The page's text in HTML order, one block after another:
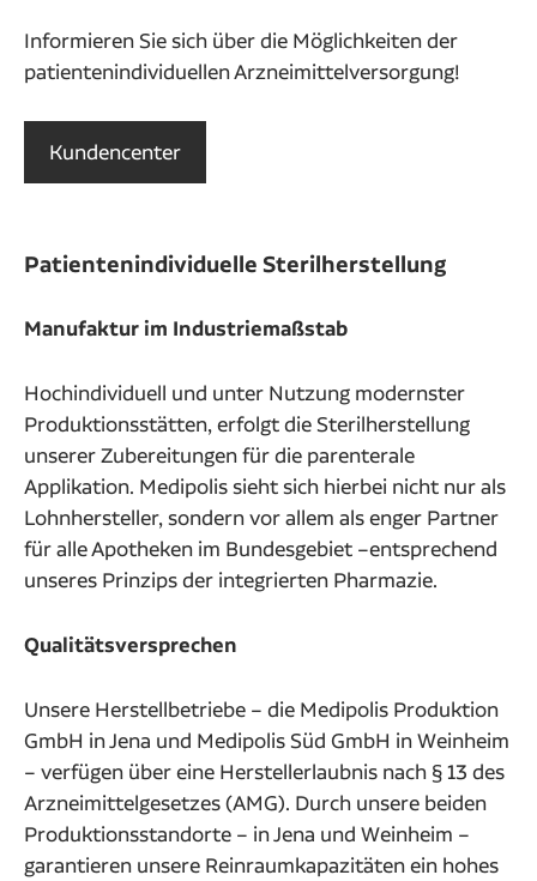
Informieren Sie sich über die Möglichkeiten der
patientenindividuellen Arzneimittelversorgung!
Kundencenter
Patientenindividuelle Sterilherstellung
Manufaktur im Industriemaßstab
Hochindividuell und unter Nutzung modernster
Produktionsstätten, erfolgt die Sterilherstellung
unserer Zubereitungen für die parenterale
Applikation. Medipolis sieht sich hierbei nicht nur als
Lohnhersteller, sondern vor allem als enger Partner
für alle Apotheken im Bundesgebiet –entsprechend
unseres Prinzips der integrierten Pharmazie.
Qualitätsversprechen
Unsere Herstellbetriebe – die Medipolis Produktion
GmbH in Jena und Medipolis Süd GmbH in Weinheim
– verfügen über eine Herstellerlaubnis nach § 13 des
Arzneimittelgesetzes (AMG). Durch unsere beiden
Produktionsstandorte – in Jena und Weinheim –
garantieren unsere Reinraumkapazitäten ein hohes